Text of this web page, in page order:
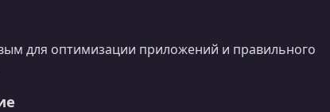
для оптимизации приложений и правильного